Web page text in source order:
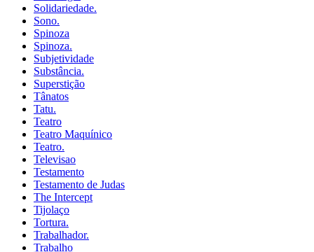
Solidariedade.
Sono.
Spinoza
Spinoza.
Subjetividade
Substância.
Superstição
Tânatos
Tatu.
Teatro
Teatro Maquínico
Teatro.
Televisao
Testamento
Testamento de Judas
The Intercept
Tijolaço
Tortura.
Trabalhador.
Trabalho